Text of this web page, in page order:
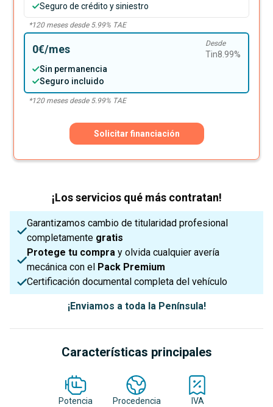
Seguro de crédito y siniestro
*120meses desde 5.99% TAE
0€/mes Desde
Tin8.99%
Sin permanencia
Seguro incluido
*120meses desde 5.99% TAE
Solicitar financiación
¡Los servicios qué más contratan!
Garantizamos cambio de titularidad profesional
completamente gratis
Protege tu compra y olvida cualquier avería
mecánica con el Pack Premium
Certificación documental completa del vehículo
¡Enviamos a toda la Península!
Características principales
Potencia Procedencia IVA